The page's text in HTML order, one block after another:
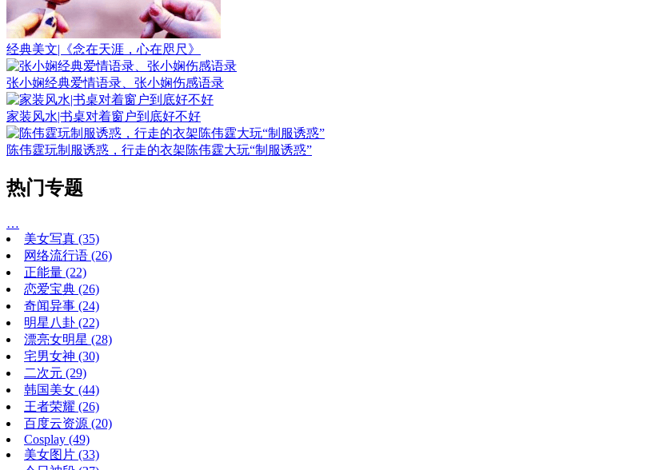
经典美文|《念在天涯，心在咫尺》
张小娴经典爱情语录、张小娴伤感语录
家装风水|书桌对着窗户到底好不好
陈伟霆玩制服诱惑，行走的衣架陈伟霆大玩“制服诱惑”
热门专题
…
美女写真 (35)
网络流行语 (26)
正能量 (22)
恋爱宝典 (26)
奇闻异事 (24)
明星八卦 (22)
漂亮女明星 (28)
宅男女神 (30)
二次元 (29)
韩国美女 (44)
王者荣耀 (26)
百度云资源 (20)
Cosplay (49)
美女图片 (33)